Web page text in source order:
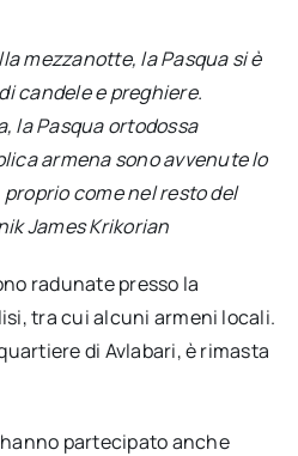
mezzanotte, la Pasqua si è
candele e preghiere.
la Pasqua ortodossa
armena sono avvenute lo
come nel resto del
James Krikorian
radunate presso la
tra cui alcuni armeni locali.
di Avlabari, è rimasta
partecipato anche